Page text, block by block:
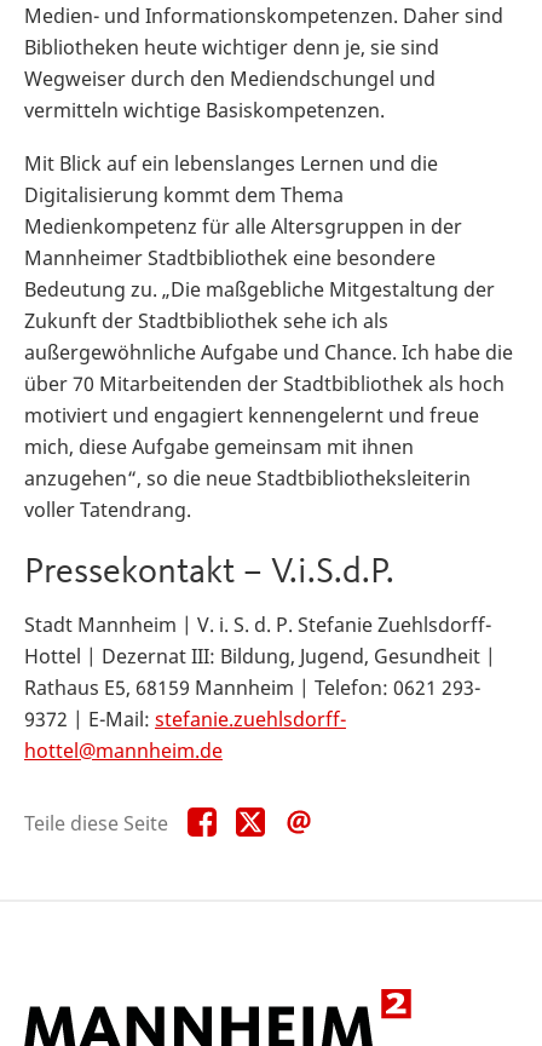
Medien- und Informationskompetenzen. Daher sind
Bibliotheken heute wichtiger denn je, sie sind
Wegweiser durch den Mediendschungel und
vermitteln wichtige Basiskompetenzen.
Mit Blick auf ein lebenslanges Lernen und die
Digitalisierung kommt dem Thema
Medienkompetenz für alle Altersgruppen in der
Mannheimer Stadtbibliothek eine besondere
Bedeutung zu. „Die maßgebliche Mitgestaltung der
Zukunft der Stadtbibliothek sehe ich als
außergewöhnliche Aufgabe und Chance. Ich habe die
über 70 Mitarbeitenden der Stadtbibliothek als hoch
motiviert und engagiert kennengelernt und freue
mich, diese Aufgabe gemeinsam mit ihnen
anzugehen“, so die neue Stadtbibliotheksleiterin
voller Tatendrang.
Pressekontakt – V.i.S.d.P.
Stadt Mannheim | V. i. S. d. P. Stefanie Zuehlsdorff-
Hottel | Dezernat III: Bildung, Jugend, Gesundheit |
Rathaus E5, 68159 Mannheim | Telefon: 0621 293-
9372 | E-Mail: stefanie.zuehlsdorff-
hottel@mannheim.de
Teile diese Seite Teile
diese
Teile
diese